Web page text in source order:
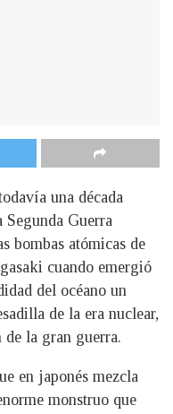
una década
Segunda Guerra
bombas atómicas de
cuando emergió
del océano un
de la era nuclear,
de la gran guerra.
en japonés mezcla
monstruo que